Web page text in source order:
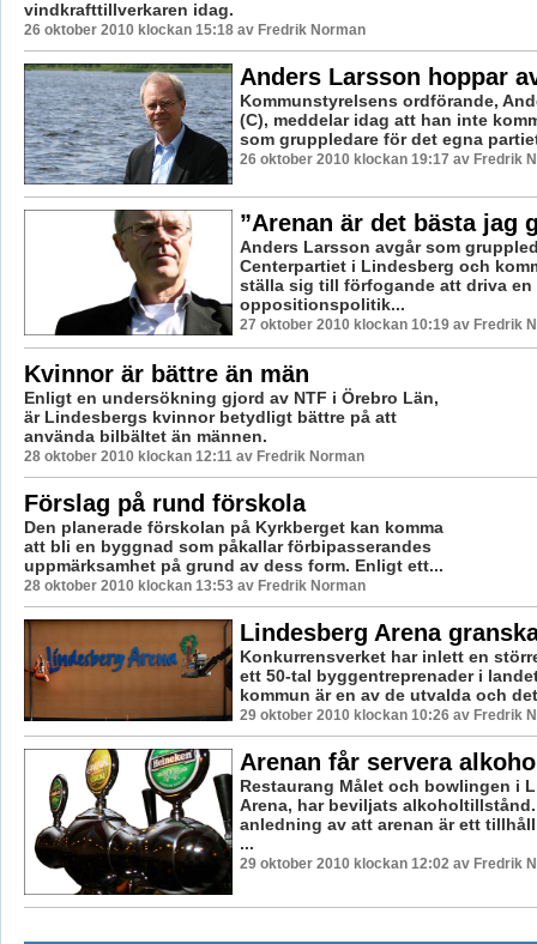
vindkrafttillverkaren idag.
26 oktober 2010 klockan 15:18 av Fredrik Norman
Anders Larsson hoppar
Kommunstyrelsens ordförande,
(C), meddelar idag att han inte
som gruppledare för det egna
26 oktober 2010 klockan 19:17 av Fredrik
”Arenan är det bästa jag
Anders Larsson avgår som
Centerpartiet i Lindesberg och
ställa sig till förfogande att driva en
oppositionspolitik...
27 oktober 2010 klockan 10:19 av Fredrik
Kvinnor är bättre än män
Enligt en undersökning gjord av NTF i Örebro Län,
är Lindesbergs kvinnor betydligt bättre på att
använda bilbältet än männen.
28 oktober 2010 klockan 12:11 av Fredrik Norman
Förslag på rund förskola
Den planerade förskolan på Kyrkberget kan komma
att bli en byggnad som påkallar förbipasserandes
uppmärksamhet på grund av dess form. Enligt ett...
28 oktober 2010 klockan 13:53 av Fredrik Norman
Lindesberg Arena
Konkurrensverket har inlett en
ett 50-tal byggentreprenader i
kommun är en av de utvalda och
29 oktober 2010 klockan 10:26 av Fredrik
Arenan får servera
Restaurang Målet och bowlingen i
Arena, har beviljats alkoholtillstånd.
anledning av att arenan är ett
...
29 oktober 2010 klockan 12:02 av Fredrik